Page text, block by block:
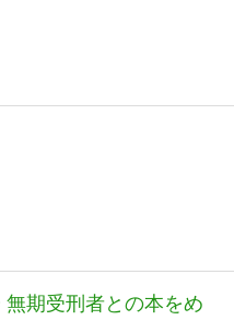
期受刑者との本をめ